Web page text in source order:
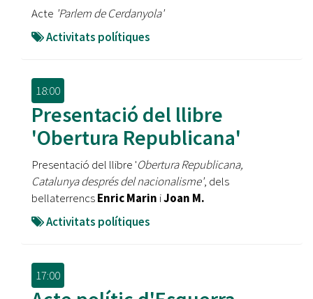
Acte 'Parlem de Cerdanyola'
Activitats polítiques
18:00
Presentació del llibre
'Obertura Republicana'
Presentació del llibre 'Obertura Republicana,
Catalunya després del nacionalisme', dels
bellaterrencsEnric Marin iJoan M.
Activitats polítiques
17:00